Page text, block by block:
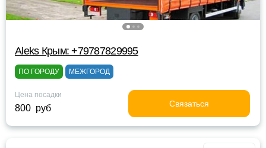
Aleks Крым: +79787829995
ПО ГОРОДУ МЕЖГОРОД
Цена посадки
800 руб Связаться